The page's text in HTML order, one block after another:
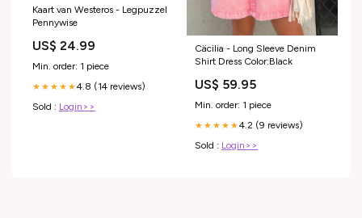
Kaart van Westeros - Legpuzzel
Pennywise
US$ 24.99
Min. order: 1 piece
★★★★★4.8 (14 reviews)
Sold : Login>>
Cäcilia - Long Sleeve Denim
Shirt Dress Color:Black
US$ 59.95
Min. order: 1 piece
★★★★★4.2 (9 reviews)
Sold : Login>>